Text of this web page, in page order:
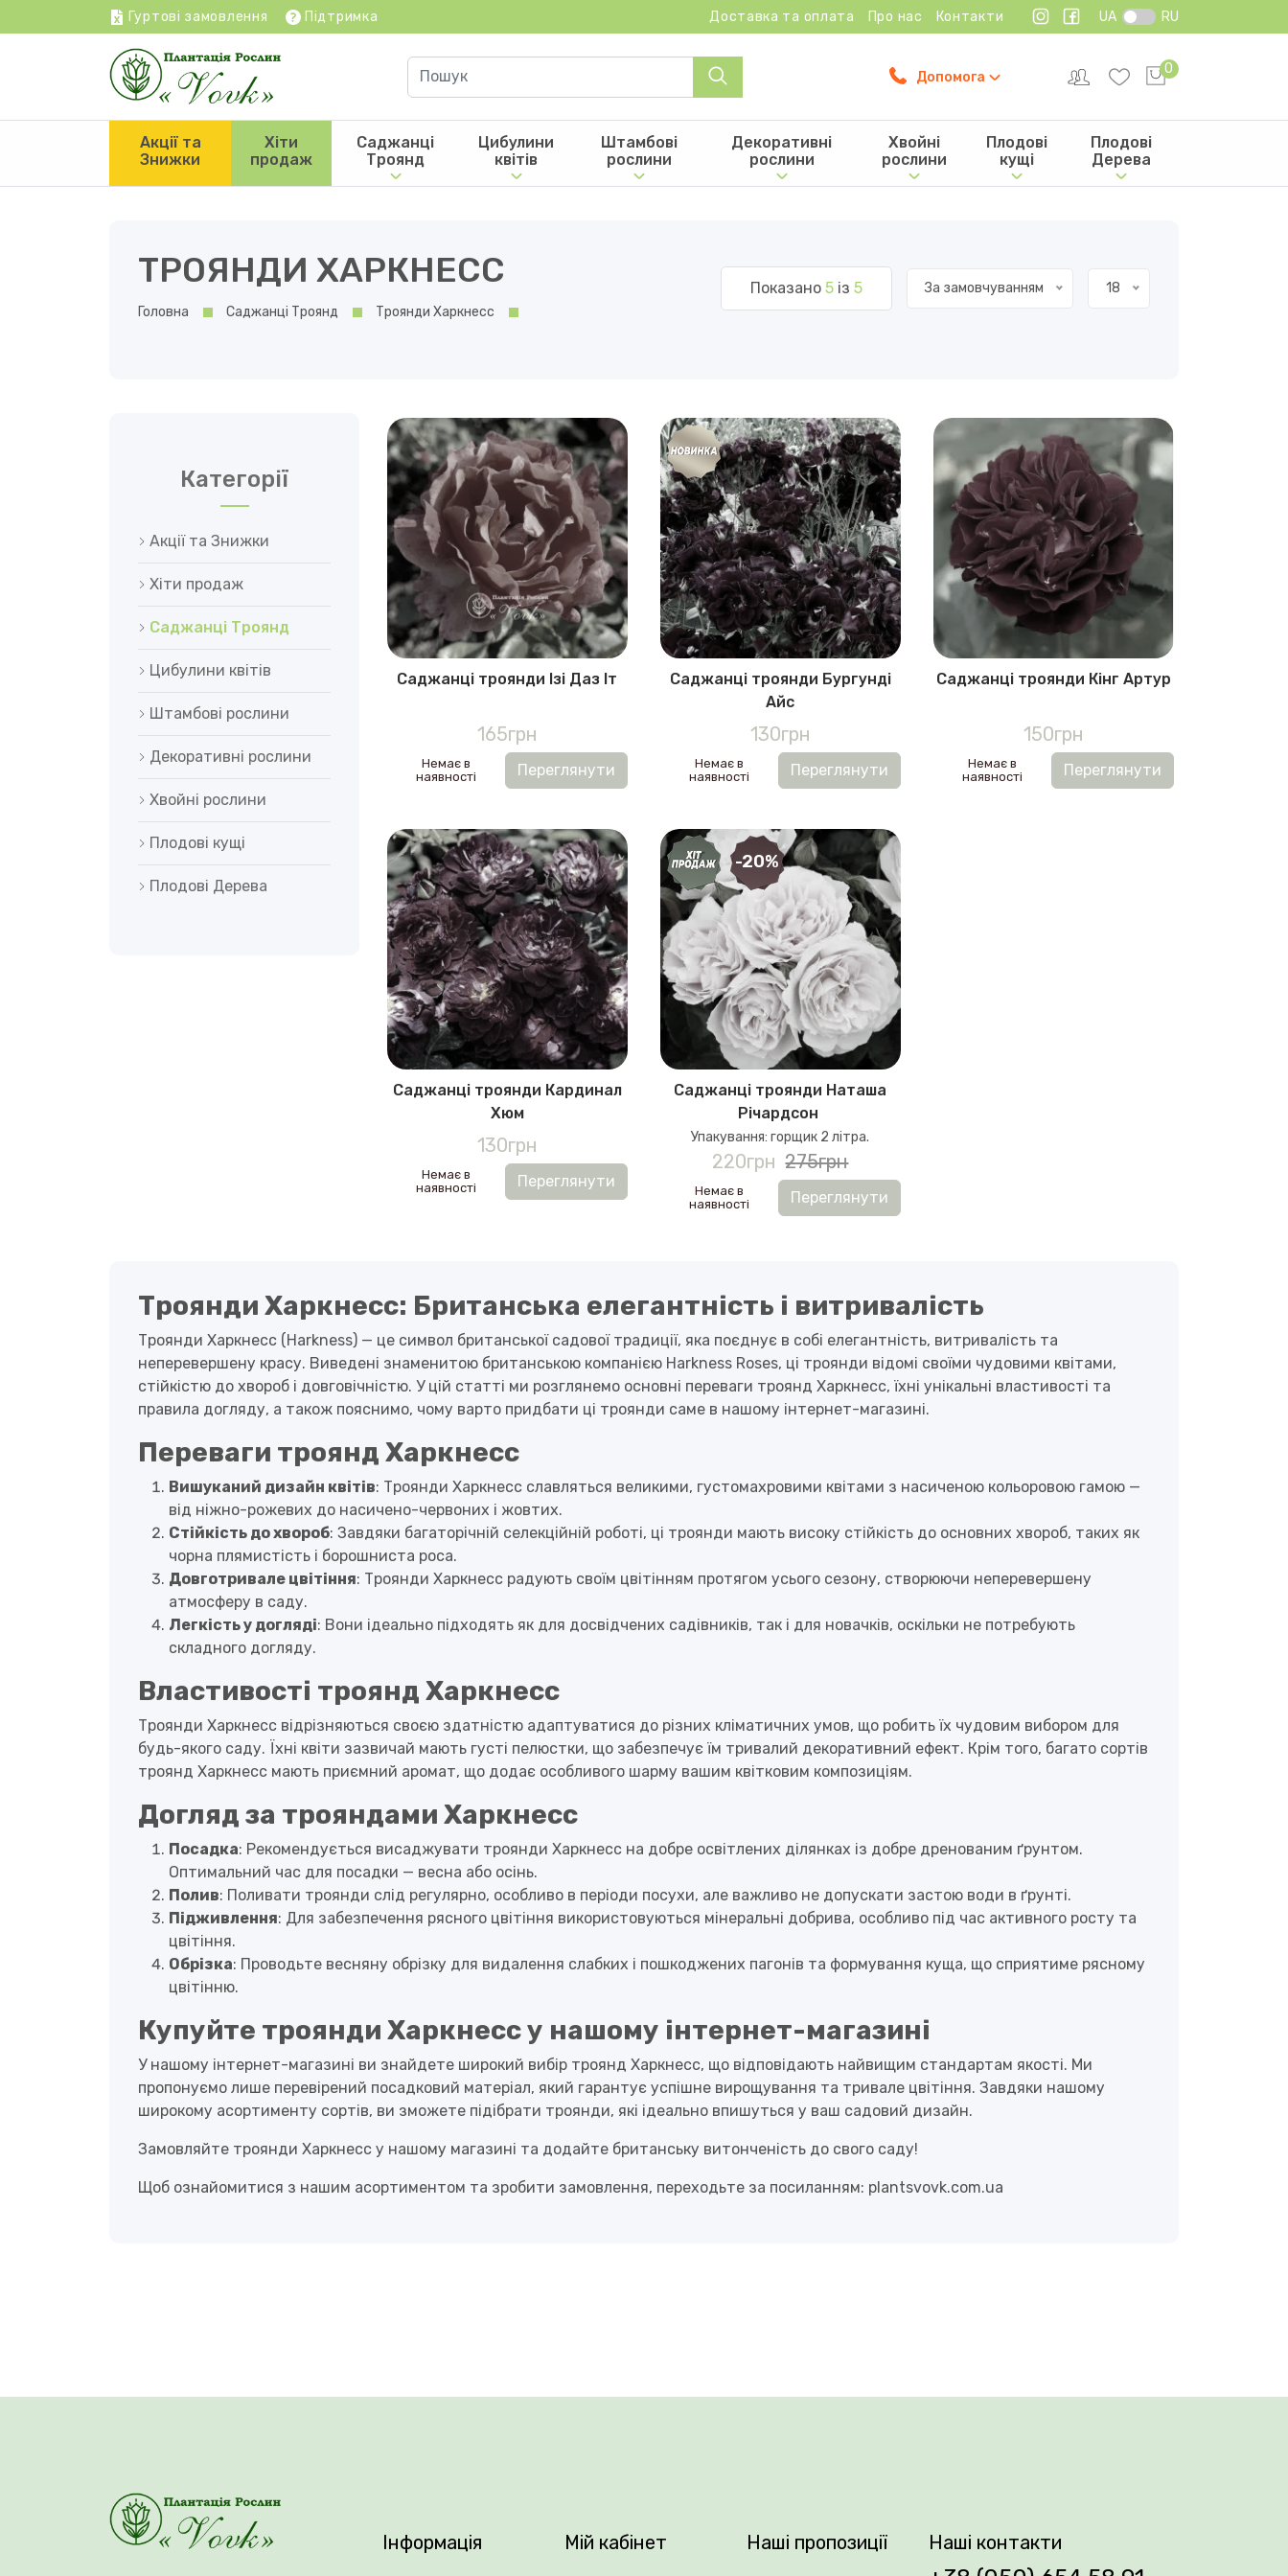
Гуртові замовлення Підтримка Доставка та оплата Про нас Контакти UA RU
Допомога
0
Акції та
Знижки
Хіти
продаж
Саджанці
Троянд
Цибулини
квітів
Штамбові
рослини
Декоративні
рослини
Хвойні
рослини
Плодові
кущі
Плодові
Дерева
ТРОЯНДИ ХАРКНЕСC
Головна Саджанці Троянд Троянди Харкнесc
Показано 5 із 5 За замовчуванням 18
Категорії
Акції та Знижки
Хіти продаж
Саджанці Троянд
Цибулини квітів
Штамбові рослини
Декоративні рослини
Хвойні рослини
Плодові кущі
Плодові Дерева
Саджанці троянди Ізі Даз Іт
165грн
Немає в
наявності
Переглянути
Саджанці троянди Бургунді
Айс
130грн
Немає в
наявності
Переглянути
Саджанці троянди Кінг Артур
150грн
Немає в
наявності
Переглянути
Саджанці троянди Кардинал
Хюм
130грн
Немає в
наявності
Переглянути
-20%
Саджанці троянди Наташа
Річардсон
Упакування: горщик 2 літра.
220грн 275грн
Немає в
наявності
Переглянути
Троянди Харкнесс: Британська елегантність і витривалість
Троянди Харкнесс (Harkness) — це символ британської садової традиції, яка поєднує в собі елегантність, витривалість та
неперевершену красу. Виведені знаменитою британською компанією Harkness Roses, ці троянди відомі своїми чудовими квітами,
стійкістю до хвороб і довговічністю. У цій статті ми розглянемо основні переваги троянд Харкнесс, їхні унікальні властивості та
правила догляду, а також пояснимо, чому варто придбати ці троянди саме в нашому інтернет-магазині.
Переваги троянд Харкнесс
Вишуканий дизайн квітів: Троянди Харкнесс славляться великими, густомахровими квітами з насиченою кольоровою гамою —
від ніжно-рожевих до насичено-червоних і жовтих.
Стійкість до хвороб: Завдяки багаторічній селекційній роботі, ці троянди мають високу стійкість до основних хвороб, таких як
чорна плямистість і борошниста роса.
Довготривале цвітіння: Троянди Харкнесс радують своїм цвітінням протягом усього сезону, створюючи неперевершену
атмосферу в саду.
Легкість у догляді: Вони ідеально підходять як для досвідчених садівників, так і для новачків, оскільки не потребують
складного догляду.
Властивості троянд Харкнесс
Троянди Харкнесс відрізняються своєю здатністю адаптуватися до різних кліматичних умов, що робить їх чудовим вибором для
будь-якого саду. Їхні квіти зазвичай мають густі пелюстки, що забезпечує їм тривалий декоративний ефект. Крім того, багато сортів
троянд Харкнесс мають приємний аромат, що додає особливого шарму вашим квітковим композиціям.
Догляд за трояндами Харкнесс
Посадка: Рекомендується висаджувати троянди Харкнесс на добре освітлених ділянках із добре дренованим ґрунтом.
Оптимальний час для посадки — весна або осінь.
Полив: Поливати троянди слід регулярно, особливо в періоди посухи, але важливо не допускати застою води в ґрунті.
Підживлення: Для забезпечення рясного цвітіння використовуються мінеральні добрива, особливо під час активного росту та
цвітіння.
Обрізка: Проводьте весняну обрізку для видалення слабких і пошкоджених пагонів та формування куща, що сприятиме рясному
цвітінню.
Купуйте троянди Харкнесс у нашому інтернет-магазині
У нашому інтернет-магазині ви знайдете широкий вибір троянд Харкнесс, що відповідають найвищим стандартам якості. Ми
пропонуємо лише перевірений посадковий матеріал, який гарантує успішне вирощування та тривале цвітіння. Завдяки нашому
широкому асортименту сортів, ви зможете підібрати троянди, які ідеально впишуться у ваш садовий дизайн.
Замовляйте троянди Харкнесс у нашому магазині та додайте британську витонченість до свого саду!
Щоб ознайомитися з нашим асортиментом та зробити замовлення, переходьте за посиланням: plantsvovk.com.ua
Інформація Мій кабінет Наші пропозиції Наші контакти